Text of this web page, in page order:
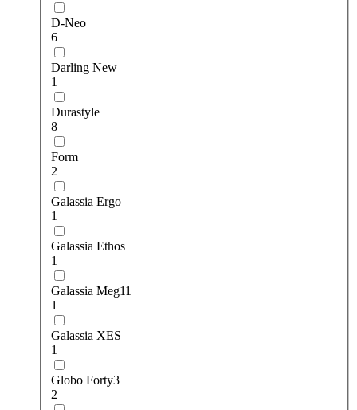
D-Neo
6
Darling New
1
Durastyle
8
Form
2
Galassia Ergo
1
Galassia Ethos
1
Galassia Meg11
1
Galassia XES
1
Globo Forty3
2